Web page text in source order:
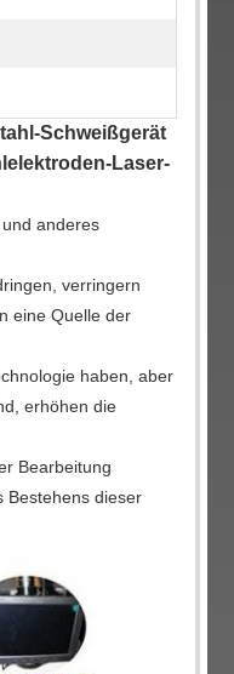
Schweißgerät
Laser-
anderes
verringern
eine Quelle der
haben, aber
erhöhen die
Bearbeitung
Bestehens dieser